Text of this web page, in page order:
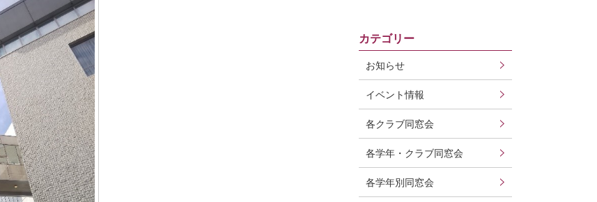
カテゴリー
お知らせ
イベント情報
各クラブ同窓会
各学年・クラブ同窓会
各学年別同窓会